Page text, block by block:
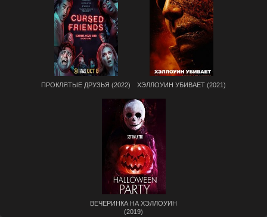
ПРОКЛЯТЫЕ ДРУЗЬЯ (2022) ХЭЛЛОУИН УБИВАЕТ (2021)
ВЕЧЕРИНКА НА ХЭЛЛОУИН
(2019)